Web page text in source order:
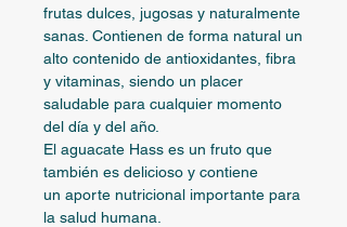
frutas dulces, jugosas y naturalmente
sanas. Contienen de forma natural un
alto contenido de antioxidantes, fibra
y vitaminas, siendo un placer
saludable para cualquier momento
del día y del año.
El aguacate Hass es un fruto que
también es delicioso y contiene
un aporte nutricional importante para
la salud humana.